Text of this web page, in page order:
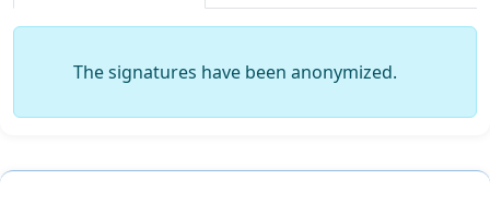
The signatures have been anonymized.